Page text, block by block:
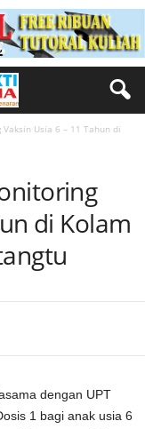
Usia 6 – 11 Tahun di
di Kolam
dengan UPT
1 bagi anak usia 6